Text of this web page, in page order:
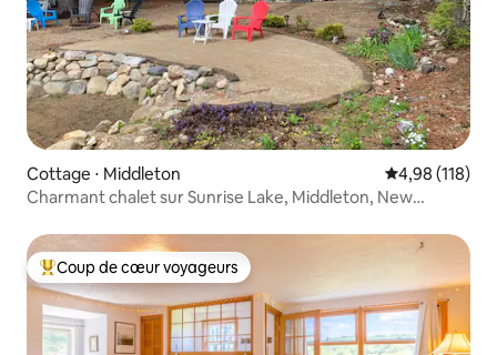
Cottage ⋅ Middleton Évaluation
4,98 (118)
Charmant chalet sur Sunrise Lake, Middleton, New
Coups de cœur voyageurs les plus appréciés
Coup de cœur voyageurs